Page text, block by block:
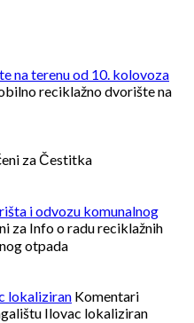
na terenu od 10. kolovoza
reciklažno dvorište na
za Čestitka
i odvozu komunalnog
za Info o radu reciklažnih
otpada
lokaliziran Komentari
Ilovac lokaliziran